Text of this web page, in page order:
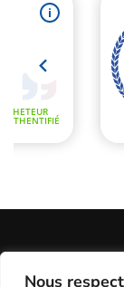
Nous
Informations